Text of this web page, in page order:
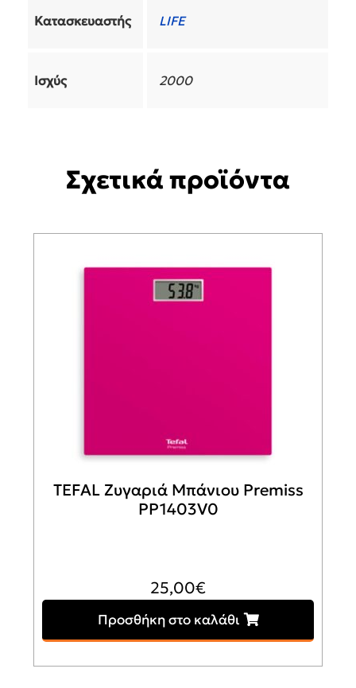
Κατασκευαστής LIFE
Ισχύς 2000
Σχετικά προϊόντα
TEFAL Ζυγαριά Μπάνιου Premiss
PP1403V0
25,00€
Προσθήκη στο καλάθι